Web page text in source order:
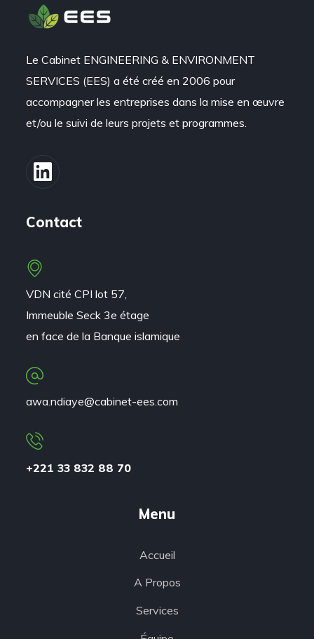
Le Cabinet ENGINEERING & ENVIRONMENT
SERVICES (EES) a été créé en 2006 pour
accompagner les entreprises dans la mise en œuvre
et/ou le suivi de leurs projets et programmes.
Contact
VDN cité CPI lot 57,
Immeuble Seck 3e étage
en face de la Banque islamique
awa.ndiaye@cabinet-ees.com
+221 33 832 88 70
Menu
Accueil
A Propos
Services